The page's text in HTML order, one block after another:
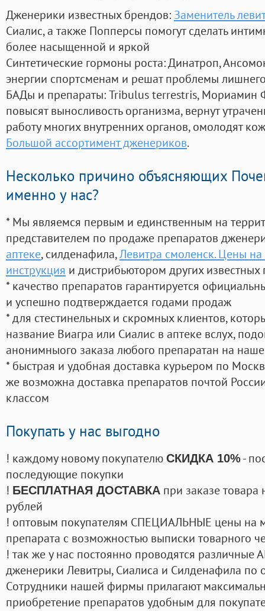
Дженерики известных брендов: Заменитель
Сиалис, а также Попперсы помогут сделать
более насыщенной и яркой
Синтетические гормоны роста: Динатроп,
энергии спортсменам и решат проблемы
БАДы и препараты:Tribulus terrestris, Мориамин
повысят выносливость организма, вернут
работу многих внутренних органов, омолодят
Большой ассортимент дженериков.
Несколько причино объясняющих
именно у нас?
* Мы являемся первым и единственным на
представителем по продаже препаратов
аптеке, силденафила,Левитра смоленск. Цены
инструкция и дистрибьютором других известных
* качество препаратов гарантируется
и успешно подтверждается годами продаж
* для стестинельных и скромных клиентов,
название Виагра или Сиалис в аптеке вслух,
анонимныого заказа любого препаратан на
* быстрая и удобная доставка курьером по
же возможна доставка препаратов почтой
классом
Покупать у нас выгодно
! каждому новому покупателю СКИДКА 10%-
последующие покупки
! БЕСПЛАТНАЯ ДОСТАВКА при заказе
рублей
! оптовым покупателям СПЕЦИАЛЬНЫЕ цены на
препарата с возможностью выписки товарного
! так же у нас постоянно проводятся
дженерики Левитры, Сиалиса и Силденафила по
Cотрудники нашей фирмы прилагают
приобретение препаратов удобным для